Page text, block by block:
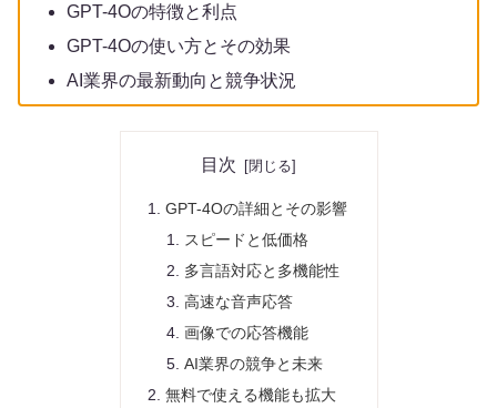
GPT-4Oの特徴と利点
GPT-4Oの使い方とその効果
AI業界の最新動向と競争状況
目次
GPT-4Oの詳細とその影響
スピードと低価格
多言語対応と多機能性
高速な音声応答
画像での応答機能
AI業界の競争と未来
無料で使える機能も拡大